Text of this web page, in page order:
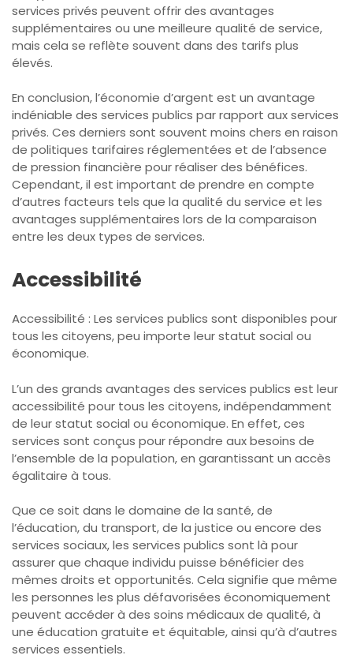
services privés peuvent offrir des avantages
supplémentaires ou une meilleure qualité de service,
mais cela se reflète souvent dans des tarifs plus
élevés.
En conclusion, l’économie d’argent est un avantage
indéniable des services publics par rapport aux services
privés. Ces derniers sont souvent moins chers en raison
de politiques tarifaires réglementées et de l’absence
de pression financière pour réaliser des bénéfices.
Cependant, il est important de prendre en compte
d’autres facteurs tels que la qualité du service et les
avantages supplémentaires lors de la comparaison
entre les deux types de services.
Accessibilité
Accessibilité : Les services publics sont disponibles pour
tous les citoyens, peu importe leur statut social ou
économique.
L’un des grands avantages des services publics est leur
accessibilité pour tous les citoyens, indépendamment
de leur statut social ou économique. En effet, ces
services sont conçus pour répondre aux besoins de
l’ensemble de la population, en garantissant un accès
égalitaire à tous.
Que ce soit dans le domaine de la santé, de
l’éducation, du transport, de la justice ou encore des
services sociaux, les services publics sont là pour
assurer que chaque individu puisse bénéficier des
mêmes droits et opportunités. Cela signifie que même
les personnes les plus défavorisées économiquement
peuvent accéder à des soins médicaux de qualité, à
une éducation gratuite et équitable, ainsi qu’à d’autres
services essentiels.